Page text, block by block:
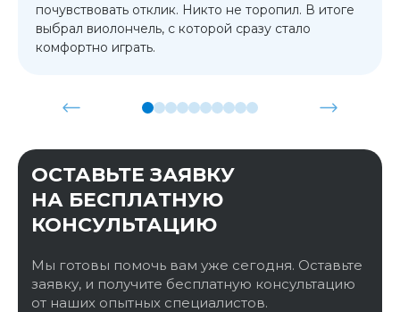
почувствовать отклик. Никто не торопил. В итоге
выбрал виолончель, с которой сразу стало
комфортно играть.
ОСТАВЬТЕ ЗАЯВКУ
НА БЕСПЛАТНУЮ
КОНСУЛЬТАЦИЮ
Мы готовы помочь вам уже сегодня. Оставьте
заявку, и получите бесплатную консультацию
от наших опытных специалистов.